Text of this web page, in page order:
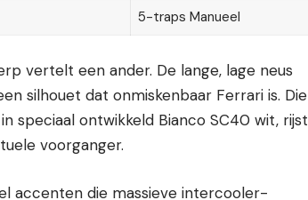
5-traps Manueel
vertelt een ander. De lange, lage neus
silhouet dat onmiskenbaar Ferrari is. Die
speciaal ontwikkeld Bianco SC40 wit, rijst
voorganger.
accenten die massieve intercooler-